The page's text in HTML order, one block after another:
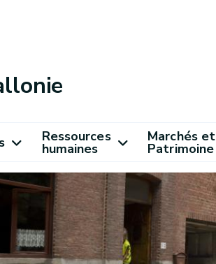
Ressources
humaines
Marchés et
Patrimoine